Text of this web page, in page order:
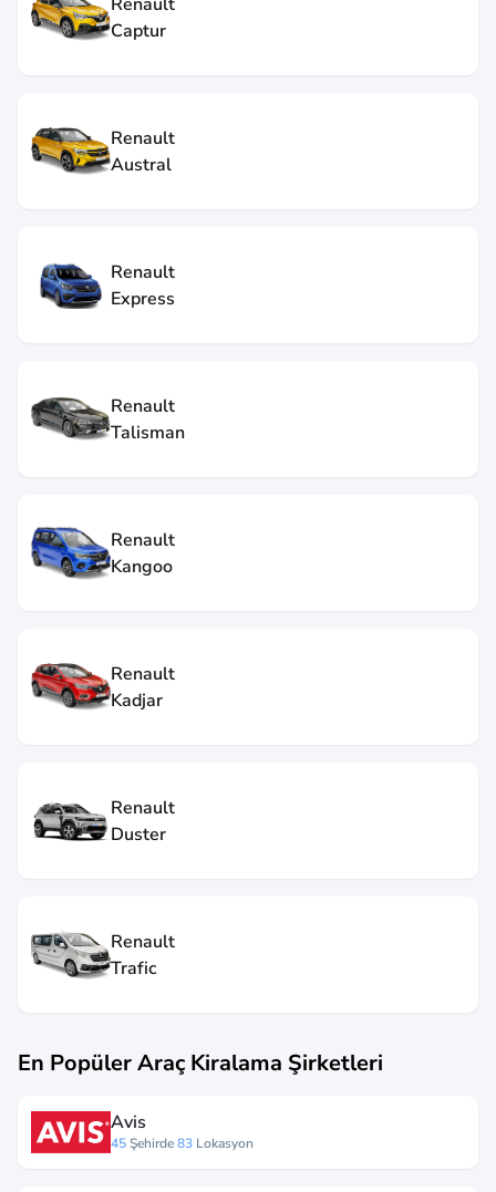
Captur
Renault
Austral
Renault
Express
Renault
Talisman
Renault
Kangoo
Renault
Kadjar
Renault
Duster
Renault
Trafic
En Popüler Araç Kiralama Şirketleri
Avis
45Şehirde83 Lokasyon